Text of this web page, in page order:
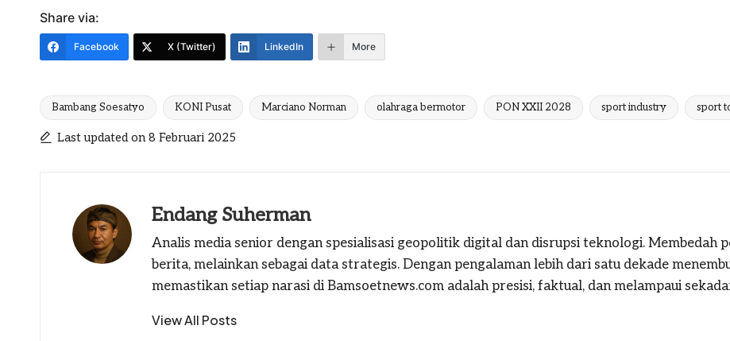
Share via:
Facebook X (Twitter) LinkedIn More
Tags:
Bambang Soesatyo KONI Pusat Marciano Norman olahraga bermotor PON XXII 2028 sport industry sport
Last updated on 8 Februari 2025
Endang Suherman
Analis media senior dengan spesialisasi geopolitik digital dan disrupsi teknologi. Membedah
berita, melainkan sebagai data strategis. Dengan pengalaman lebih dari satu dekade
memastikan setiap narasi di Bamsoetnews.com adalah presisi, faktual, dan melampaui
View All Posts